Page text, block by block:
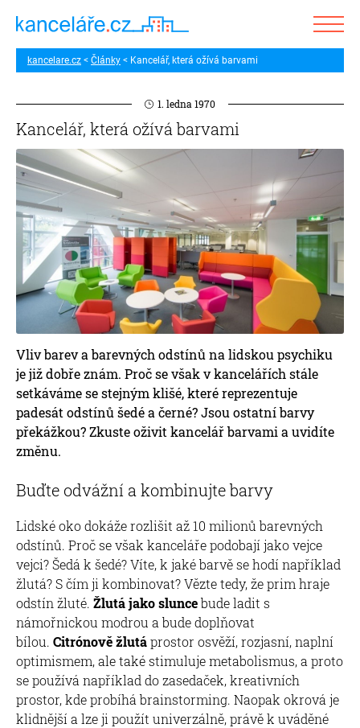
kancelare.cz Články Kancelář, která ožívá barvami
1. ledna 1970
Kancelář, která ožívá barvami
Vliv barev a barevných odstínů na lidskou psychiku
je již dobře znám. Proč se však v kancelářích stále
setkáváme se stejným klišé, které reprezentuje
padesát odstínů šedé a černé? Jsou ostatní barvy
překážkou? Zkuste oživit kancelář barvami a uvidíte
změnu.
Buďte odvážní a kombinujte barvy
Lidské oko dokáže rozlišit až 10 milionů barevných
odstínů. Proč se však kanceláře podobají jako vejce
vejci? Šedá k šedé? Víte, k jaké barvě se hodí například
žlutá? S čím ji kombinovat? Vězte tedy, že prim hraje
odstín žluté. Žlutá jako sluncebude ladit s
námořnickou modrou a bude doplňovat
bílou. Citrónově žlutáprostor osvěží, rozjasní, naplní
optimismem, ale také stimuluje metabolismus, a proto
se používá například do zasedaček, kreativních
prostor, kde probíhá brainstorming. Naopak okrová je
klidnější a lze ji použít univerzálně, právě k uváděné